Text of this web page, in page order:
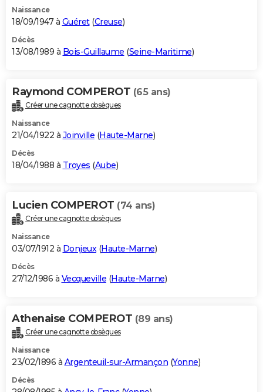
Naissance
18/09/1947 à Guéret(Creuse)
Décès
13/08/1989 à Bois-Guillaume (Seine-Maritime)
Raymond COMPEROT (65 ans)
Créer une cagnotte obsèques
Naissance
21/04/1922 à Joinville (Haute-Marne)
Décès
18/04/1988 à Troyes (Aube)
Lucien COMPEROT (74 ans)
Créer une cagnotte obsèques
Naissance
03/07/1912 à Donjeux(Haute-Marne)
Décès
27/12/1986 à Vecqueville (Haute-Marne)
Athenaise COMPEROT (89 ans)
Créer une cagnotte obsèques
Naissance
23/02/1896 à Argenteuil-sur-Armançon (Yonne)
Décès